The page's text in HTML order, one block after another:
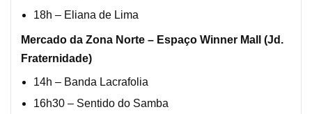
18h – Eliana de Lima
Mercado da Zona Norte – Espaço Winner Mall (Jd.
Fraternidade)
14h – Banda Lacrafolia
16h30 – Sentido do Samba